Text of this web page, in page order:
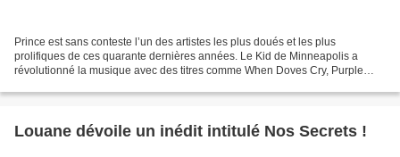
Prince est sans conteste l’un des artistes les plus doués et les plus
prolifiques de ces quarante dernières années. Le Kid de Minneapolis a
révolutionné la musique avec des titres comme When Doves Cry, Purple
Louane dévoile un inédit intitulé Nos Secrets !